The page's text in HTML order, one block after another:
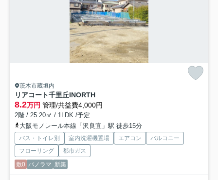
茨木市蔵垣内
リアコート千里丘INORTH
8.2万円 管理/共益費4,000円
2階 / 25.20㎡ / 1LDK /予定
大阪モノレール本線「沢良宜」駅 徒歩15分
バス・トイレ別 室内洗濯機置場 エアコン
バルコニー
フローリング
都市ガス
敷0 パノラマ 新築